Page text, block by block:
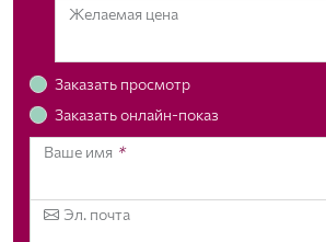
Желаемая цена
Заказать просмотр
Заказать онлайн-показ
Ваше имя *
Эл. почта